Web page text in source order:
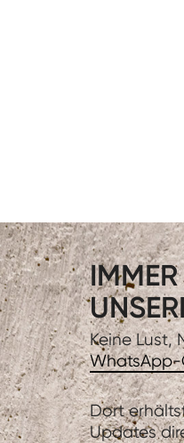
Keine Lust,
WhatsApp-
Dort
Updates